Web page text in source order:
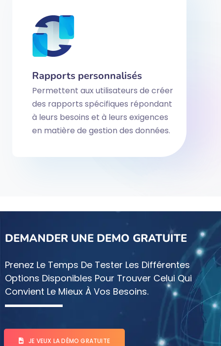
Rapports personnalisés
Permettent aux utilisateurs de créer
des rapports spécifiques répondant
à leurs besoins et à leurs exigences
en matière de gestion des données.
DEMANDER UNE DEMO GRATUITE
Prenez Le Temps De Tester Les Différentes
Options Disponibles Pour Trouver Celui Qui
Convient Le Mieux À Vos Besoins.
JE VEUX LA DÉMO GRATUITE